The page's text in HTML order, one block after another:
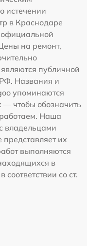
истечении
в Краснодаре
официальной
на ремонт,
публичной
Названия и
упоминаются
чтобы обозначить
Наша
владельцами
их
выполняются
в
со ст.